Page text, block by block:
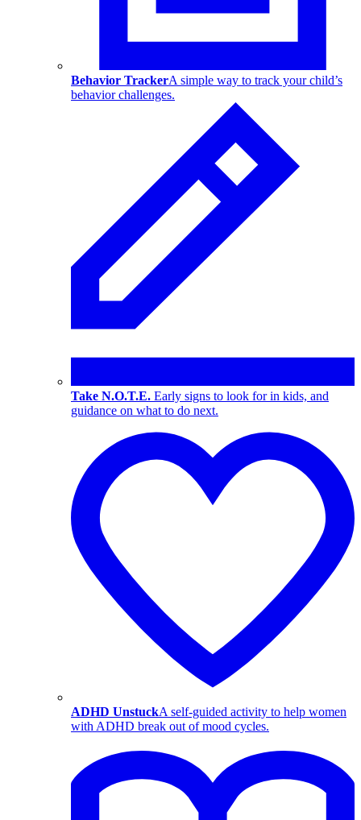
Behavior TrackerA simple way to track your child’s
behavior challenges.
Take N.O.T.E. Early signs to look for in kids, and
guidance on what to do next.
ADHD UnstuckA self-guided activity to help women
with ADHD break out of mood cycles.